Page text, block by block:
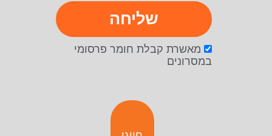
מאשרת קבלת חומר פרסומי
במסרונים
שליחה